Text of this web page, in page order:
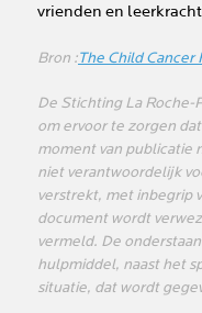
vrienden en
Bron :The Child
De Stichting La Roche-
om ervoor te zorgen
moment van publicatie
niet verantwoordelijk
verstrekt, met inbegrip
document wordt
vermeld. De
hulpmiddel, naast het
situatie, dat wordt